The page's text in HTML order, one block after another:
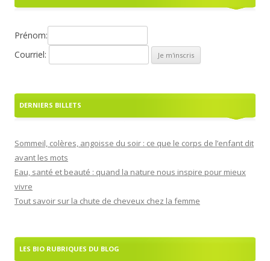
Prénom:
Courriel:
DERNIERS BILLETS
Sommeil, colères, angoisse du soir : ce que le corps de l’enfant dit
avant les mots
Eau, santé et beauté : quand la nature nous inspire pour mieux
vivre
Tout savoir sur la chute de cheveux chez la femme
LES BIO RUBRIQUES DU BLOG